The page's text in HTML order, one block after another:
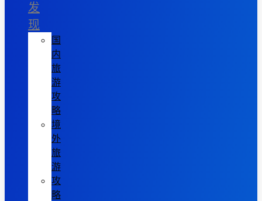
发
现
国
内
旅
游
攻
略
境
外
旅
游
攻
略